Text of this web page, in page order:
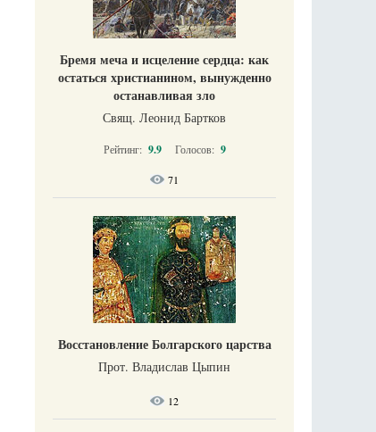
Бремя меча и исцеление сердца: как
остаться христианином, вынужденно
останавливая зло
Свящ. Леонид Бартков
Рейтинг: 9.9 Голосов: 9
71
Восстановление Болгарского царства
Прот. Владислав Цыпин
12